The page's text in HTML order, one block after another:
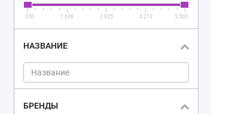
350 1 638 2 925 4 213 5 500
НАЗВАНИЕ
БРЕНДЫ